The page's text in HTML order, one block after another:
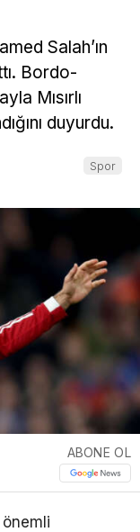
Salah’ın
Bordo-
Mısırlı
duyurdu.
Spor
ABONE OL